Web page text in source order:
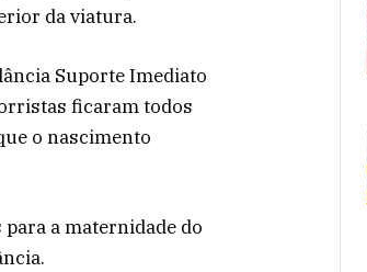
da viatura.
Suporte Imediato
ficaram todos
o nascimento
a maternidade do